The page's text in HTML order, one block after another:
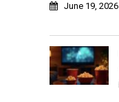
June 19, 2026